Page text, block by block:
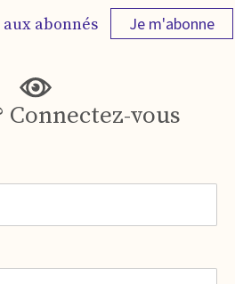
abonnés Je m'abonne
Connectez-vous